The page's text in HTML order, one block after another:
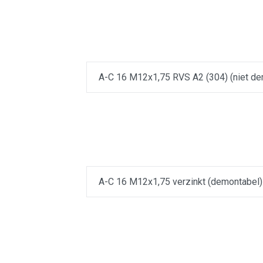
A-C 16 M12x1,75 RVS A2 (304) (niet
A-C 16 M12x1,75 verzinkt (demontabel)